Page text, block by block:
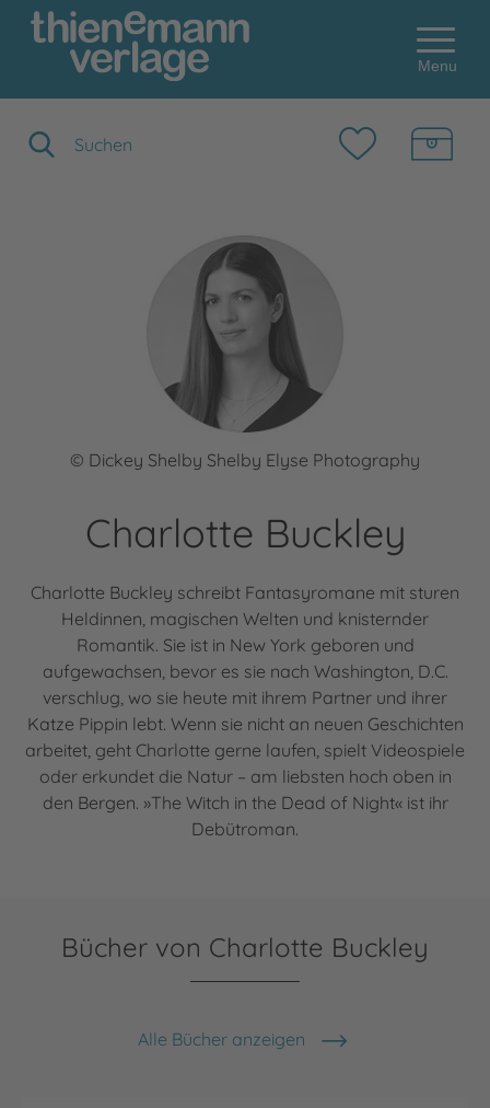
Menu
© Dickey Shelby Shelby Elyse Photography
Charlotte Buckley
Charlotte Buckley schreibt Fantasyromane mit sturen
Heldinnen, magischen Welten und knisternder
Romantik. Sie ist in New York geboren und
aufgewachsen, bevor es sie nach Washington, D.C.
verschlug, wo sie heute mit ihrem Partner und ihrer
Katze Pippin lebt. Wenn sie nicht an neuen Geschichten
arbeitet, geht Charlotte gerne laufen, spielt Videospiele
oder erkundet die Natur – am liebsten hoch oben in
den Bergen. »The Witch in the Dead of Night« ist ihr
Debütroman.
Bücher von Charlotte Buckley
Alle Bücher anzeigen